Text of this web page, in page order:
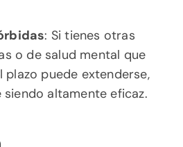
: Si tienes otras
o de salud mental que
plazo puede extenderse,
siendo altamente eficaz.